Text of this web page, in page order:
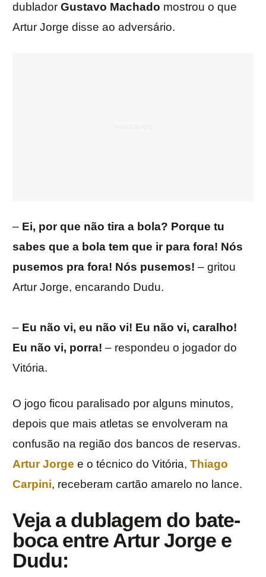
dublador Gustavo Machado mostrou o que
Artur Jorge disse ao adversário.
– Ei, por que não tira a bola? Porque tu
sabes que a bola tem que ir para fora! Nós
pusemos pra fora! Nós pusemos! – gritou
Artur Jorge, encarando Dudu.
– Eu não vi, eu não vi! Eu não vi, caralho!
Eu não vi, porra! – respondeu o jogador do
Vitória.
O jogo ficou paralisado por alguns minutos,
depois que mais atletas se envolveram na
confusão na região dos bancos de reservas.
Artur Jorge e o técnico do Vitória, Thiago
Carpini, receberam cartão amarelo no lance.
Veja a dublagem do bate-
boca entre Artur Jorge e
Dudu: